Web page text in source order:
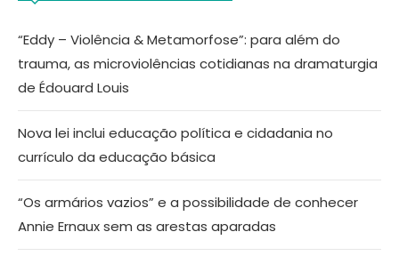
“Eddy – Violência & Metamorfose”: para além do
trauma, as microviolências cotidianas na dramaturgia
de Édouard Louis
Nova lei inclui educação política e cidadania no
currículo da educação básica
“Os armários vazios” e a possibilidade de conhecer
Annie Ernaux sem as arestas aparadas